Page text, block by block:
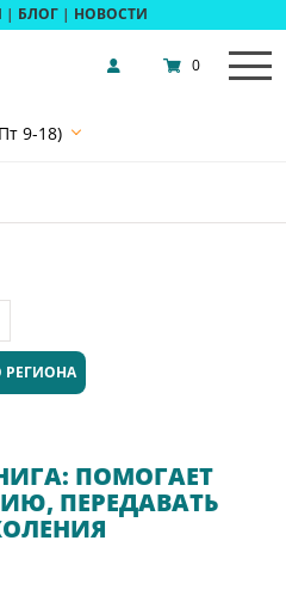
| БЛОГ | НОВОСТИ
9-18)
0
РЕГИОНА
ПОМОГАЕТ
ПЕРЕДАВАТЬ